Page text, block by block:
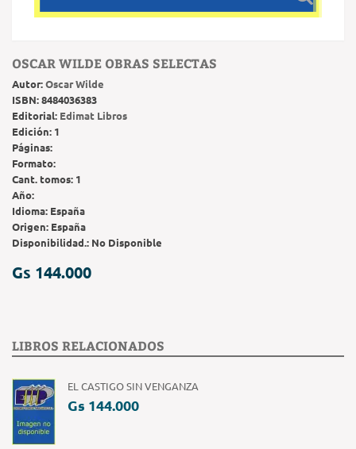
OSCAR WILDE OBRAS SELECTAS
Autor:Oscar Wilde
ISBN:8484036383
Editorial: Edimat Libros
Edición: 1
Páginas:
Formato:
Cant. tomos: 1
Año:
Idioma: España
Origen: España
Disponibilidad.: No Disponible
Gs 144.000
LIBROS RELACIONADOS
EL CASTIGO SIN VENGANZA
Gs 144.000